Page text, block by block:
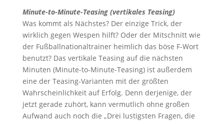
Minute-to-Minute-Teasing (vertikales Teasing)
Was kommt als Nächstes? Der einzige Trick, der
wirklich gegen Wespen hilft? Oder der Mitschnitt wie
der Fußballnationaltrainer heimlich das böse F-Wort
benutzt? Das vertikale Teasing auf die nächsten
Minuten (Minute-to-Minute-Teasing) ist außerdem
eine der Teasing-Varianten mit der größten
Wahrscheinlichkeit auf Erfolg. Denn derjenige, der
jetzt gerade zuhört, kann vermutlich ohne großen
Aufwand auch noch die „Drei lustigsten Fragen, die